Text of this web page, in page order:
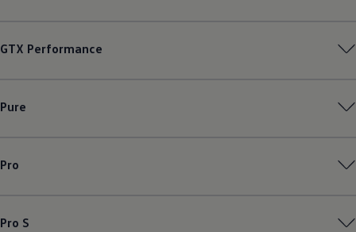
Volkswagen Kundenbetreuung
GTX Performance
Pure
Pro
Pro S